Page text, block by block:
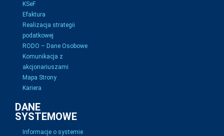
KSeF
Efaktura
Realizacja strategii
podatkowej
RODO – Dane Osobowe
Komunikacja z
akcjonariuszami
Mapa Strony
Kariera
DANE
SYSTEMOWE
Informacje o systemie